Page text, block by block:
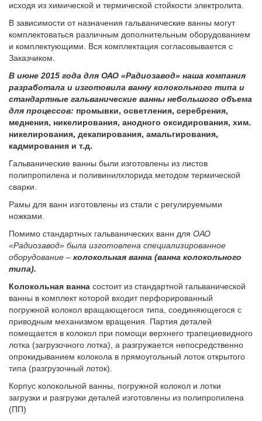
исходя из химической и термической стойкости электролита.
В зависимости от назначения гальванические ванны могут
комплектоваться различным дополнительным оборудованием
и комплектующими. Вся комплектация согласовывается с
Заказчиком.
В июне 2015 года для ОАО «Радиозавод» наша компания
разработала и изготовила ванну колокольного типа и
стандартные гальванические ванны небольшого объема
для процессов: промывки, осветления, серебрения,
меднения, никелирования, анодного оксидирования, хим.
никелирования, декапирования, амальгирования,
кадмирования и т.д.
Гальванические ванны были изготовлены из листов
полипропилена и поливинилхлорида методом термической
сварки.
Рамы для ванн изготовлены из стали с регулируемыми
ножками.
Помимо стандартных гальванических ванн для ОАО
«Радиозавод» была изготовлена специализированное
оборудование – колокольная ванна (ванна колокольного
типа).
Колокольная ванна состоит из стандартной гальванической
ванны в комплект которой входит перфорированный
погружной колокол вращающегося типа, соединяющегося с
приводным механизмом вращения. Партия деталей
помещается в колокол при помощи верхнего трапециевидного
лотка (загрузочного лотка), а разгружается непосредственно
опрокидыванием колокола в прямоугольный лоток открытого
типа (разгрузочный лоток).
Корпус колокольной ванны, погружной колокол и лотки
загрузки и разгрузки деталей изготовлены из полипропилена
(ПП)